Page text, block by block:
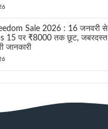
Sale 2026 : 16 जनवरी से
15 पर ₹8000 तक छूट, जबरदस्त
जानकारी